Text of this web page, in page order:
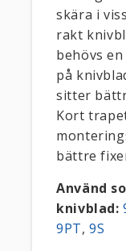
skära i
rakt
behövs
på
sitter
Kort
bättre
Använd
knivblad:
9PT,9S